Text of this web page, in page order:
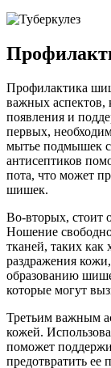
Профилактика
важных аспектов,
появления и
первых,
мытье подмышек
антисептиков
пота, что может
шишек.
Во-вторых, стоит
Ношение
тканей, таких как
раздражения
образованию
которые могут
Третьим важным
кожей.
поможет
предотвратить ее